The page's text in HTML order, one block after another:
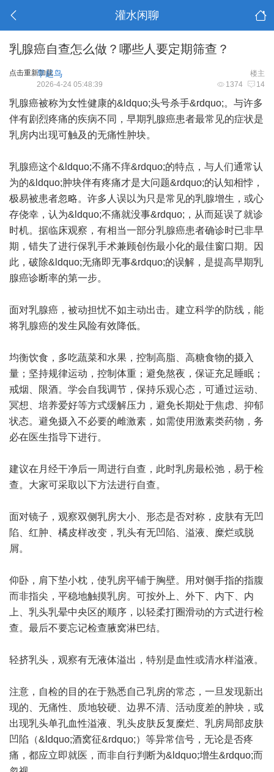
灌水闲聊
乳腺癌自查怎么做？哪些人要定期筛查？
点击重新加载 楼主
早起鸟
1374 14
2026-4-24 05:48:39
乳腺癌被称为女性健康的&ldquo;头号杀手&rdquo;。与许多
伴有剧烈疼痛的疾病不同，早期乳腺癌患者最常见的症状是
乳房内出现可触及的无痛性肿块。
乳腺癌这个&ldquo;不痛不痒&rdquo;的特点，与人们通常认
为的&ldquo;肿块伴有疼痛才是大问题&rdquo;的认知相悖，
极易被患者忽略。许多人误以为只是常见的乳腺增生，或心
存侥幸，认为&ldquo;不痛就没事&rdquo;，从而延误了就诊
时机。据临床观察，有相当一部分乳腺癌患者确诊时已非早
期，错失了进行保乳手术兼顾创伤最小化的最佳窗口期。因
此，破除&ldquo;无痛即无事&rdquo;的误解，是提高早期乳
腺癌诊断率的第一步。
面对乳腺癌，被动担忧不如主动出击。建立科学的防线，能
将乳腺癌的发生风险有效降低。
均衡饮食，多吃蔬菜和水果，控制高脂、高糖食物的摄入
量；坚持规律运动，控制体重；避免熬夜，保证充足睡眠；
戒烟、限酒。学会自我调节，保持乐观心态，可通过运动、
冥想、培养爱好等方式缓解压力，避免长期处于焦虑、抑郁
状态。避免摄入不必要的雌激素，如需使用激素类药物，务
必在医生指导下进行。
建议在月经干净后一周进行自查，此时乳房最松弛，易于检
查。大家可采取以下方法进行自查。
面对镜子，观察双侧乳房大小、形态是否对称，皮肤有无凹
陷、红肿、橘皮样改变，乳头有无凹陷、溢液、糜烂或脱
屑。
仰卧，肩下垫小枕，使乳房平铺于胸壁。用对侧手指的指腹
而非指尖，平稳地触摸乳房。可按外上、外下、内下、内
上、乳头乳晕中央区的顺序，以轻柔打圈滑动的方式进行检
查。最后不要忘记检查腋窝淋巴结。
轻挤乳头，观察有无液体溢出，特别是血性或清水样溢液。
注意，自检的目的在于熟悉自己乳房的常态，一旦发现新出
现的、无痛性、质地较硬、边界不清、活动度差的肿块，或
出现乳头单孔血性溢液、乳头皮肤反复糜烂、乳房局部皮肤
凹陷（&ldquo;酒窝征&rdquo;）等异常信号，无论是否疼
痛，都应立即就医，而非自行判断为&ldquo;增生&rdquo;而